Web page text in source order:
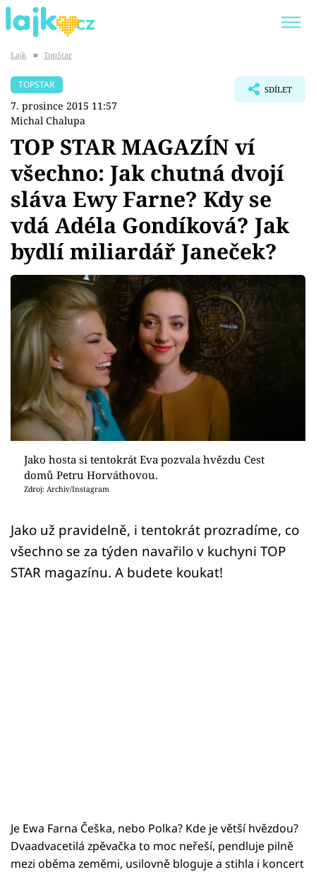
SHOPAHOLICADEL
Témata
Showbyznys
Youtubeři
Virály
Sex a vztahy
Videa
Sledujte prima+
Přihlášení
Sledujte nás
Lajk ■ TopStar
TOPSTAR
7. prosince 2015 11:57
Michal Chalupa
SDÍLET
TOP STAR MAGAZÍN ví
všechno: Jak chutná dvojí
sláva Ewy Farne? Kdy se
vdá Adéla Gondíková? Jak
bydlí miliardář Janeček?
Jako hosta si tentokrát Eva pozvala hvězdu Cest
domů Petru Horváthovou.
Zdroj: Archiv/Instagram
Jako už pravidelně, i tentokrát prozradíme, co
všechno se za týden navařilo v kuchyni TOP
STAR magazínu. A budete koukat!
Je Ewa Farna Češka, nebo Polka? Kde je větší hvězdou?
Dvaadvacetilá zpěvačka to moc neřeší, pendluje pilně
mezi oběma zeměmi, usilovně bloguje a stihla i koncert